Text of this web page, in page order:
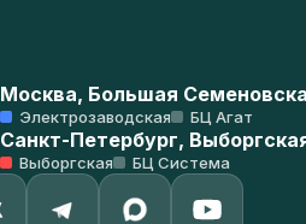
Москва, Большая
Электрозаводская БЦ Агат
Санкт-Петербург,
Выборгская БЦ Система